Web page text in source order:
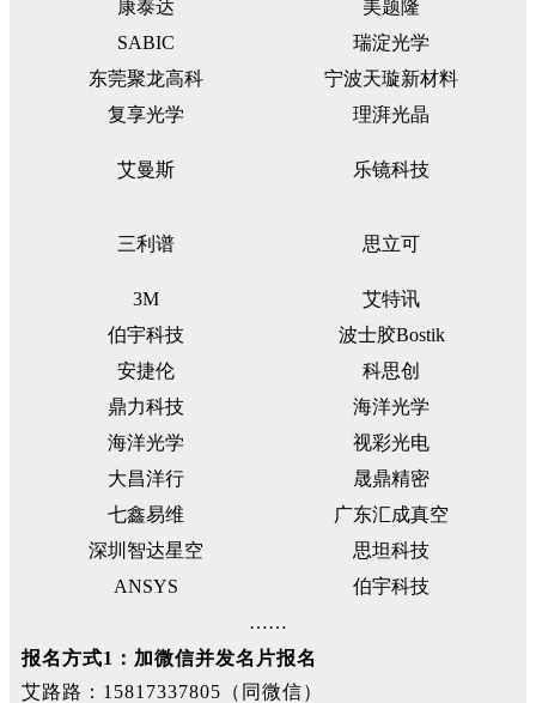
康泰达
美题隆
SABIC
瑞淀光学
东莞聚龙高科
宁波天璇新材料
复享光学
理湃光晶
艾曼斯 乐镜科技
三利谱 思立可
3M
艾特讯
伯宇科技
波士胶Bostik
安捷伦
科思创
鼎力科技
海洋光学
海洋光学
视彩光电
大昌洋行
晟鼎精密
七鑫易维
广东汇成真空
深圳智达星空
思坦科技
ANSYS
伯宇科技
……
报名方式1：加微信并发名片报名
艾路路：15817337805（同微信）